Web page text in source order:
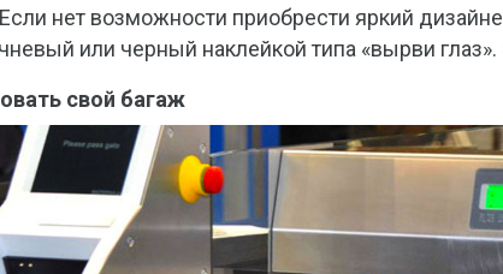
нет возможности приобрести яркий
или черный наклейкой типа «вырви
свой багаж